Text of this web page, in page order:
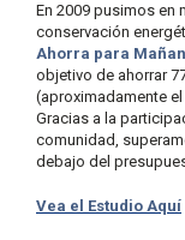
u
C
o
b
r
o
o
S
r
En 2009 pusimos en
conservación
Ahorra para
objetivo de ahorrar
(aproximadamente
Gracias a la
comunidad,
debajo del
Vea el Estudio Aquí